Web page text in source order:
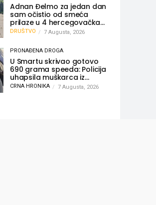
Adnan Đelmo za jedan dan
sam očistio od smeća
prilaze u 4 hercegovačka
grada: “Danas nisam čistio
samo smeće, čistio sam
sliku o nama”
DRUŠTVO 7 Augusta, 2026
PRONAĐENA DROGA
U Smartu skrivao gotovo
690 grama speeda: Policija
uhapsila muškarca iz
Hercegovine
CRNA HRONIKA 7 Augusta, 2026